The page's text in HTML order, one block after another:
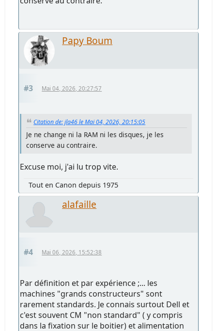
Papy Boum
#3 Mai 04, 2026, 20:27:57
Citation de: jla46 le Mai 04, 2026, 20:15:05
Je ne change ni la RAM ni les disques, je les
conserve au contraire.
Excuse moi, j'ai lu trop vite.
Tout en Canon depuis 1975
alafaille
#4 Mai 06, 2026, 15:52:38
Par définition et par expérience ;... les
machines "grands constructeurs" sont
rarement standards. Je connais surtout Dell et
c'est souvent CM "non standard" ( y compris
dans la fixation sur le boitier) et alimentation